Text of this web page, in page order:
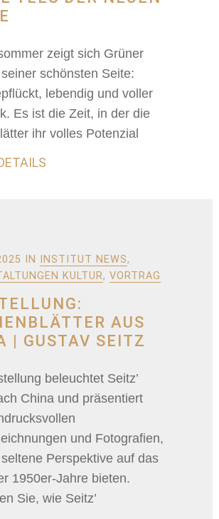
zeigt sich Grüner
schönsten Seite:
lebendig und voller
Es ist die Zeit, in der die
ihr volles Potenzial
IN INSTITUT NEWS,
KULTUR, VORTRAG
AUS
| GUSTAV SEITZ
beleuchtet Seitz’
China und präsentiert
und Fotografien,
Perspektive auf das
1950er-Jahre bieten.
Sie, wie Seitz’